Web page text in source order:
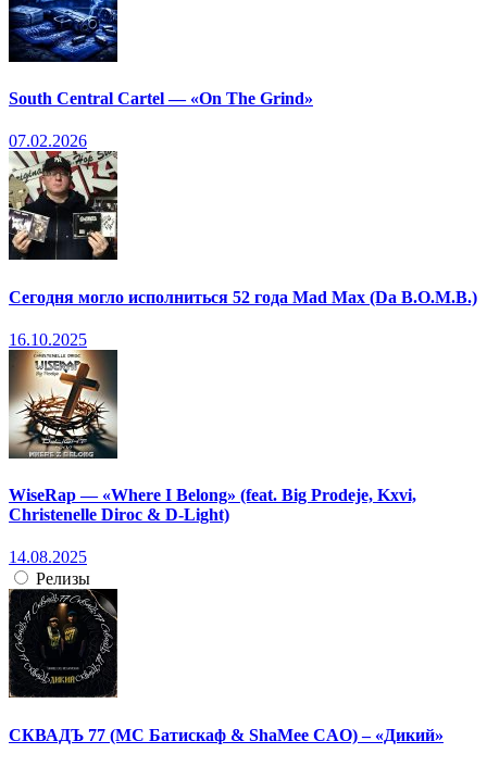
South Central Cartel — «On The Grind»
07.02.2026
Сегодня могло исполниться 52 года Mad Max (Da B.O.M.B.)
16.10.2025
WiseRap — «Where I Belong» (feat. Big Prodeje, Kxvi,
Christenelle Diroc & D-Light)
14.08.2025
Релизы
СКВАДЪ 77 (МС Батискаф & ShaMee CAO) – «Дикий»